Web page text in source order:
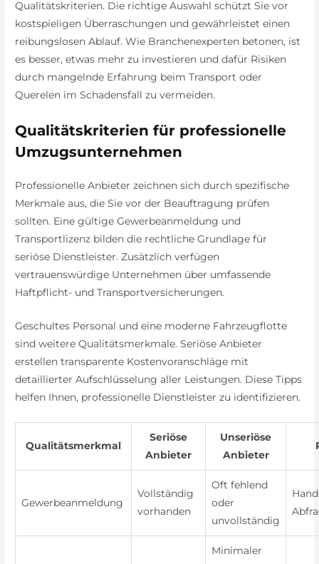
Qualitätskriterien. Die richtige Auswahl schützt Sie vor
kostspieligen Überraschungen und gewährleistet einen
reibungslosen Ablauf. Wie Branchenexperten betonen, ist
es besser, etwas mehr zu investieren und dafür Risiken
durch mangelnde Erfahrung beim Transport oder
Querelen im Schadensfall zu vermeiden.
Qualitätskriterien für professionelle
Umzugsunternehmen
Professionelle Anbieter zeichnen sich durch spezifische
Merkmale aus, die Sie vor der Beauftragung prüfen
sollten. Eine gültige Gewerbeanmeldung und
Transportlizenz bilden die rechtliche Grundlage für
seriöse Dienstleister. Zusätzlich verfügen
vertrauenswürdige Unternehmen über umfassende
Haftpflicht- und Transportversicherungen.
Geschultes Personal und eine moderne Fahrzeugflotte
sind weitere Qualitätsmerkmale. Seriöse Anbieter
erstellen transparente Kostenvoranschläge mit
detaillierter Aufschlüsselung aller Leistungen. Diese Tipps
helfen Ihnen, professionelle Dienstleister zu identifizieren.
Qualitätsmerkmal
Seriöse
Anbieter
Unseriöse
Anbieter
Gewerbeanmeldung
Vollständig
vorhanden
Oft fehlend
oder
unvollständig
Minimaler